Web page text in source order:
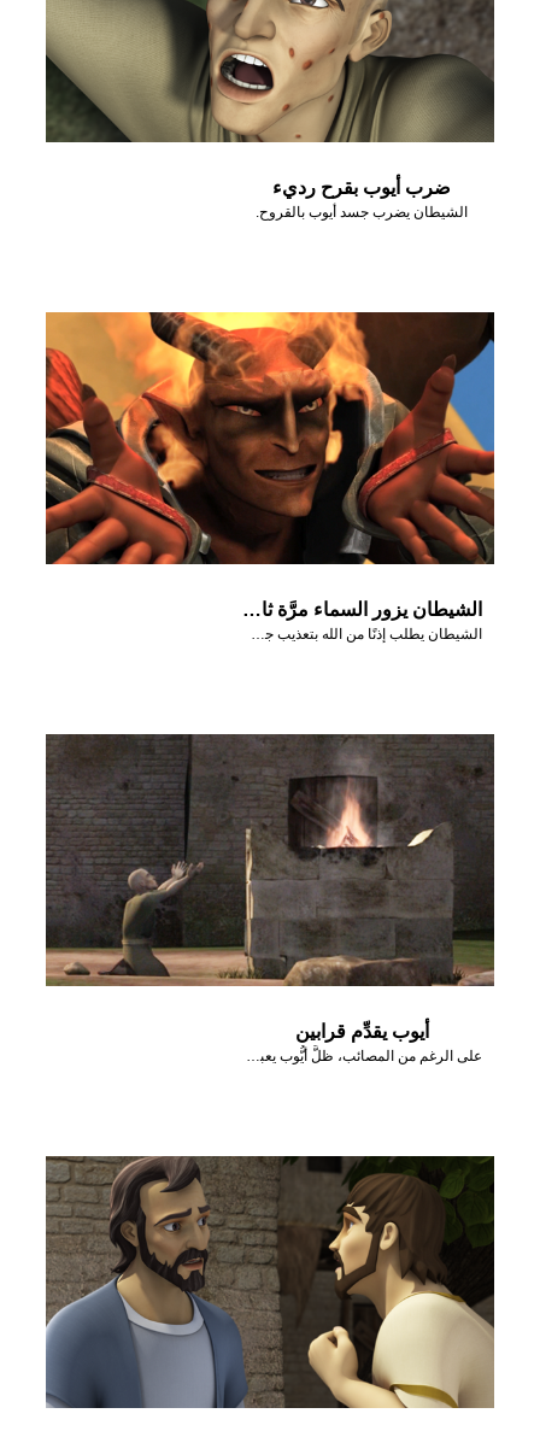
ضرب أيوب بقرح رديء
الشيطان يضرب جسد أيوب بالقروح.
الشيطان يزور السماء مرَّة ثانية
الشيطان يطلب إذنًا من الله بتعذيب جسد أيوب.
أيوب يقدِّم قرابين
على الرغم من المصائب، ظلَّ أيُّوب يعبد الله ويخدمه.